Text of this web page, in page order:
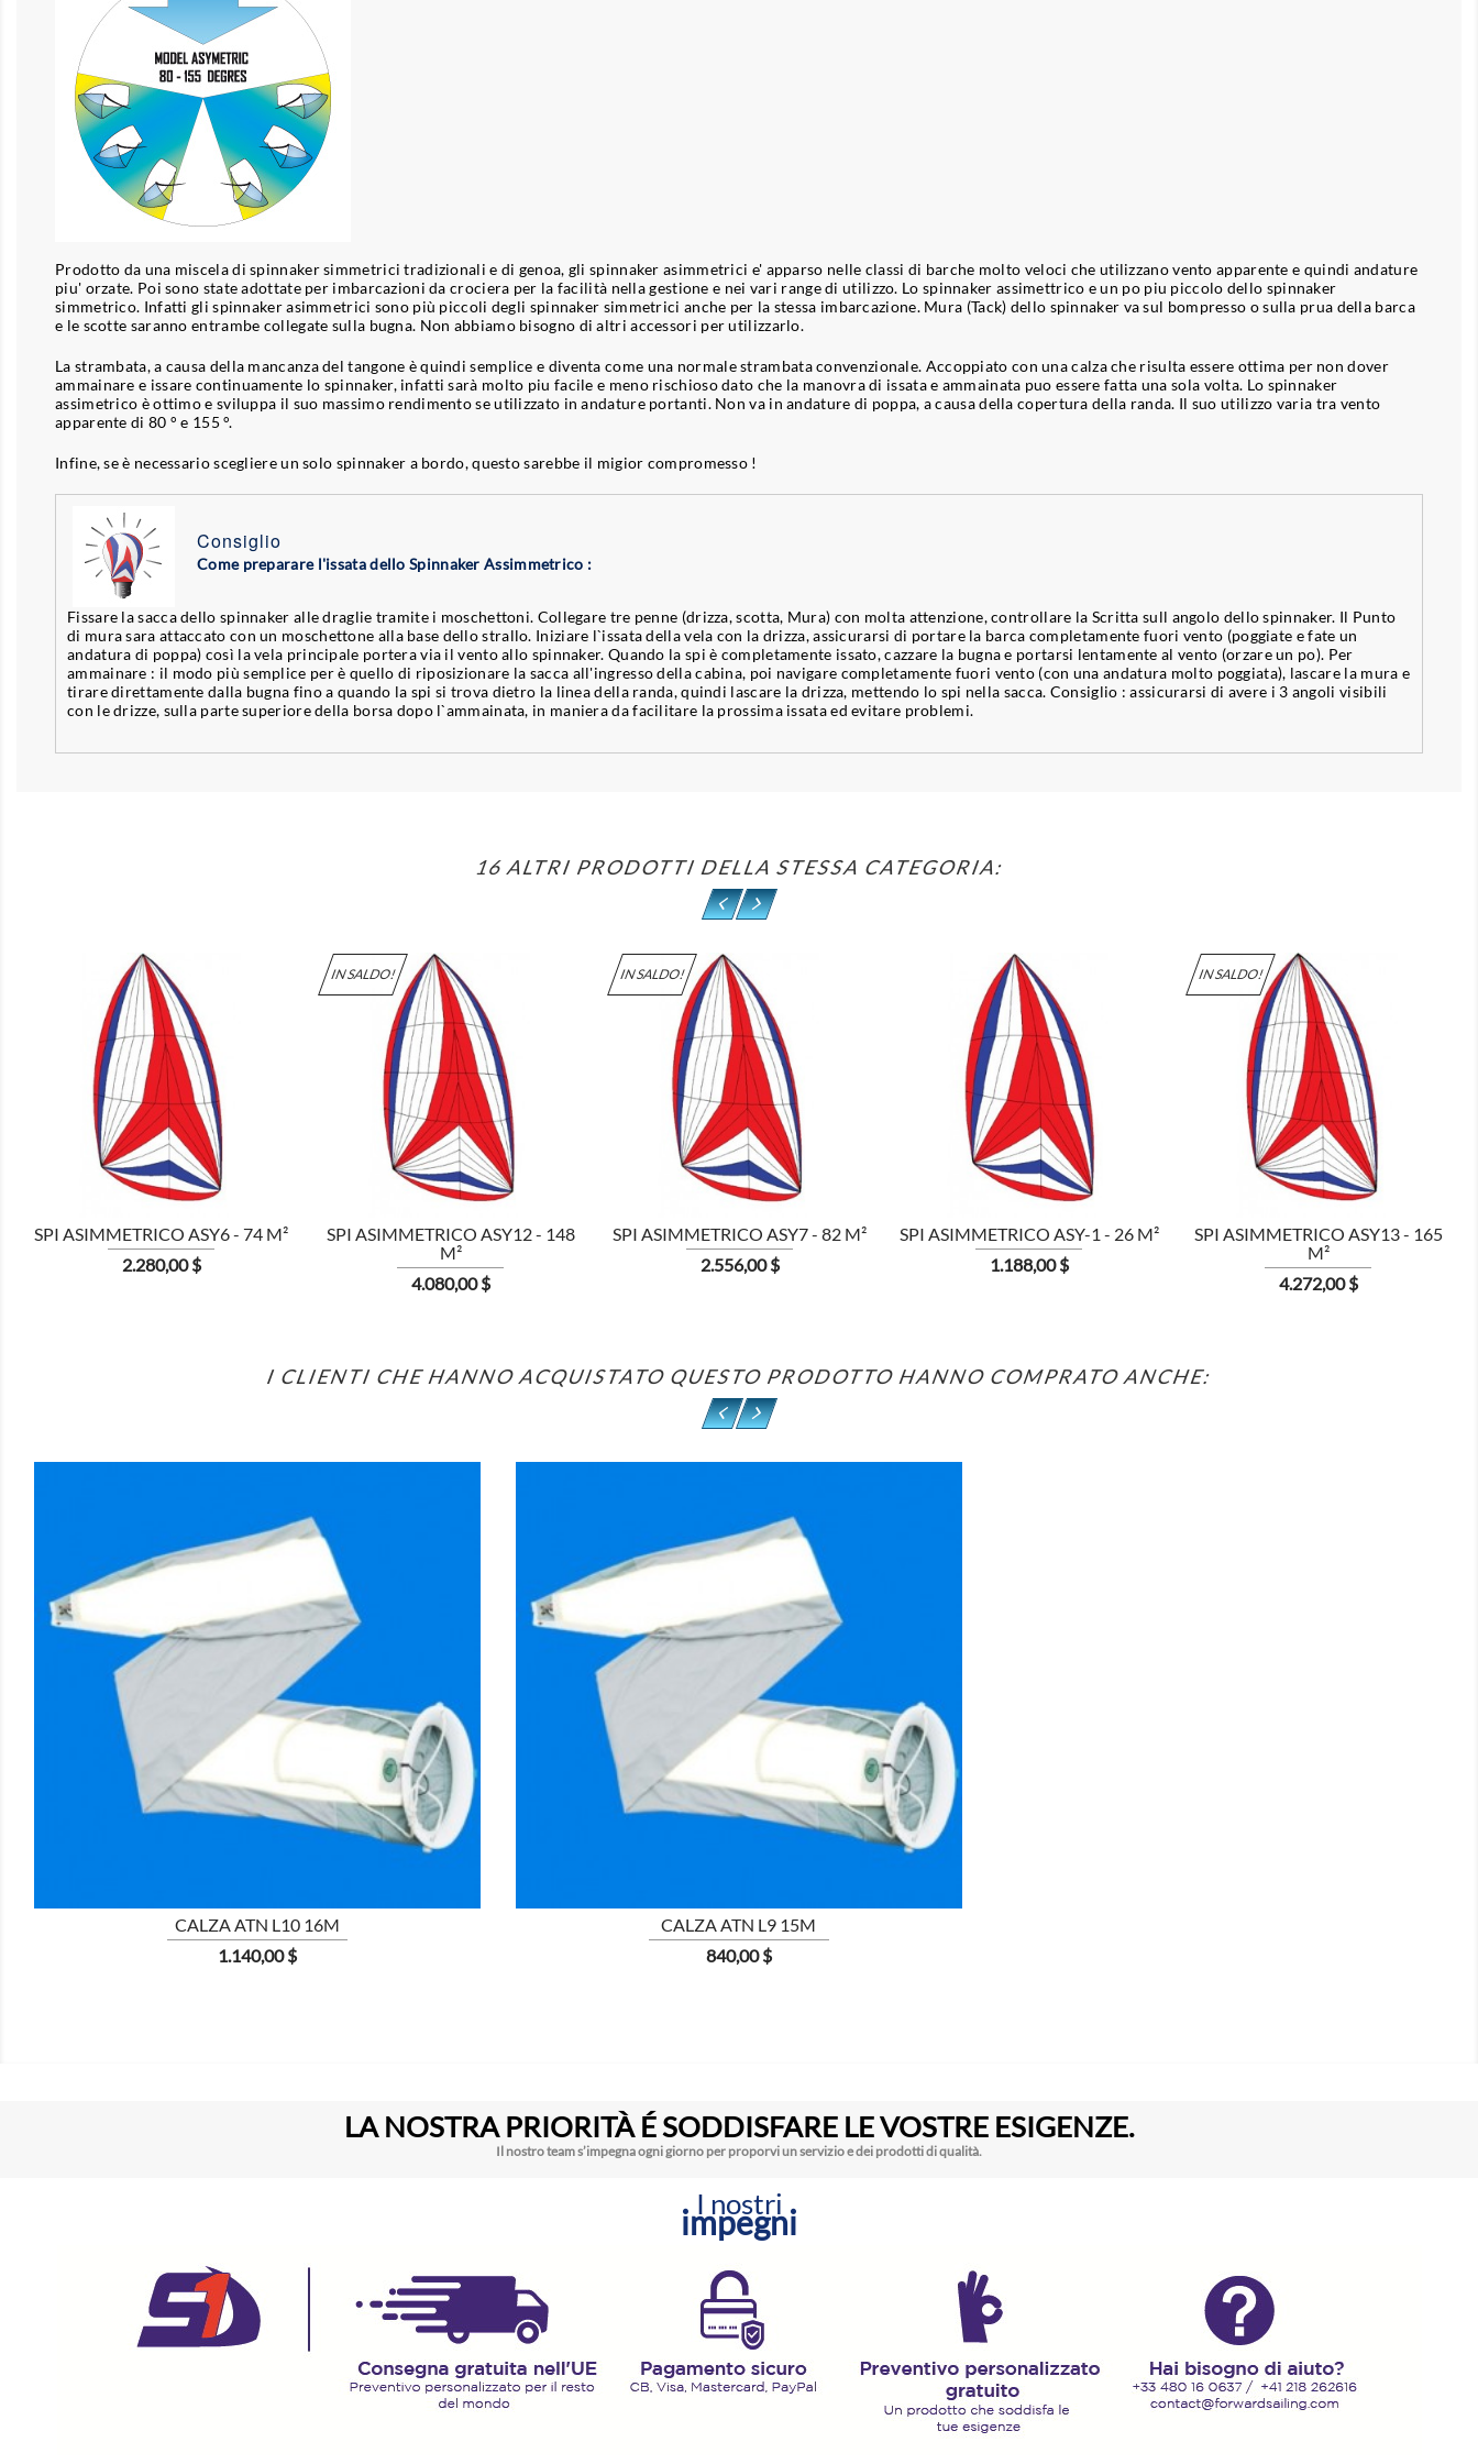
Prodotto da una miscela di spinnaker simmetrici tradizionali e di genoa, gli spinnaker asimmetrici e' apparso nelle classi di barche molto veloci che utilizzano vento apparente e quindi andature
piu' orzate. Poi sono state adottate per imbarcazioni da crociera per la facilità nella gestione e nei vari range di utilizzo. Lo spinnaker assimettrico e un po piu piccolo dello spinnaker
simmetrico. Infatti gli spinnaker asimmetrici sono più piccoli degli spinnaker simmetrici anche per la stessa imbarcazione. Mura (Tack) dello spinnaker va sul bompresso o sulla prua della barca
e le scotte saranno entrambe collegate sulla bugna. Non abbiamo bisogno di altri accessori per utilizzarlo.
La strambata, a causa della mancanza del tangone è quindi semplice e diventa come una normale strambata convenzionale. Accoppiato con una calza che risulta essere ottima per non dover
ammainare e issare continuamente lo spinnaker, infatti sarà molto piu facile e meno rischioso dato che la manovra di issata e ammainata puo essere fatta una sola volta. Lo spinnaker
assimetrico è ottimo e sviluppa il suo massimo rendimento se utilizzato in andature portanti. Non va in andature di poppa, a causa della copertura della randa. Il suo utilizzo varia tra vento
apparente di 80 ° e 155 °.
Infine, se è necessario scegliere un solo spinnaker a bordo, questo sarebbe il migior compromesso !
Consiglio
Come preparare l'issata dello Spinnaker Assimmetrico :
Fissare la sacca dello spinnaker alle draglie tramite i moschettoni. Collegare tre penne (drizza, scotta, Mura) con molta attenzione, controllare la Scritta sull angolo dello spinnaker. Il Punto
di mura sara attaccato con un moschettone alla base dello strallo. Iniziare l`issata della vela con la drizza, assicurarsi di portare la barca completamente fuori vento (poggiate e fate un
andatura di poppa) così la vela principale portera via il vento allo spinnaker. Quando la spi è completamente issato, cazzare la bugna e portarsi lentamente al vento (orzare un po). Per
ammainare : il modo più semplice per è quello di riposizionare la sacca all'ingresso della cabina, poi navigare completamente fuori vento (con una andatura molto poggiata), lascare la mura e
tirare direttamente dalla bugna fino a quando la spi si trova dietro la linea della randa, quindi lascare la drizza, mettendo lo spi nella sacca. Consiglio : assicurarsi di avere i 3 angoli visibili
con le drizze, sulla parte superiore della borsa dopo l`ammainata, in maniera da facilitare la prossima issata ed evitare problemi.
16 ALTRI PRODOTTI DELLA STESSA CATEGORIA:
SPI ASIMMETRICO ASY6 - 74 M²
Prezzo
2.280,00 $

IN SALDO!
SPI ASIMMETRICO ASY12 - 148
M²
Prezzo
4.080,00 $

IN SALDO!
SPI ASIMMETRICO ASY7 - 82 M²
Prezzo
2.556,00 $

SPI ASIMMETRICO ASY-1 - 26 M²
Prezzo
1.188,00 $

IN SALDO!
SPI ASIMMETRICO ASY13 - 165
M²
Prezzo
4.272,00 $

I CLIENTI CHE HANNO ACQUISTATO QUESTO PRODOTTO HANNO COMPRATO ANCHE:
CALZA ATN L10 16M
Prezzo
1.140,00 $

CALZA ATN L9 15M
Prezzo
840,00 $

LA NOSTRA PRIORITÀ É SODDISFARE LE VOSTRE ESIGENZE.
Il nostro team s’impegna ogni giorno per proporvi un servizio e dei prodotti di qualità.
I nostri
impegni